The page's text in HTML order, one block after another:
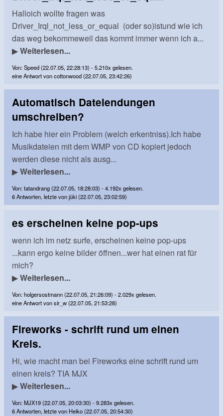
Halloich wollte fragen was
Driver_Irql_not_less_or_equal (oder so)istund wie ich
das weg bekommeweil das kommt immer wenn ich a...
▶Weiterlesen...
Von: Speed (22.07.05, 22:28:13) - 5.210x gelesen.
eine Antwort von cottonwood (22.07.05, 23:42:26)
Automatisch Dateiendungen
umschreiben?
Ich habe hier ein Problem (welch erkentniss).Ich habe
Musikdateien mit dem WMP von CD kopiert jedoch
werden diese nicht als ausg...
▶Weiterlesen...
Von: tatandrang (22.07.05, 18:28:03) - 4.192x gelesen.
6 Antworten, letzte von jüki (22.07.05, 23:02:59)
es erscheinen keine pop-ups
wenn ich im netz surfe, erscheinen keine pop-ups
...kann ergo keine bilder öffnen...wer hat einen rat für
mich?
▶Weiterlesen...
Von: holgersostmann (22.07.05, 21:26:09) - 2.029x gelesen.
eine Antwort von sir_w (22.07.05, 21:53:28)
Fireworks - schrift rund um einen
Kreis.
Hi, wie macht man bei Fireworks eine schrift rund um
einen kreis? TIA MJX
▶Weiterlesen...
Von: MJX19 (22.07.05, 20:03:30) - 9.283x gelesen.
6 Antworten, letzte von Heiko (22.07.05, 20:54:30)